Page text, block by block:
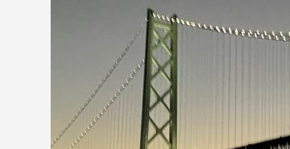
驚きや喜び